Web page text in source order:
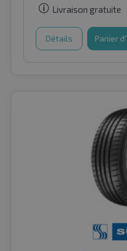
Livraison gratuite
Détails Panier